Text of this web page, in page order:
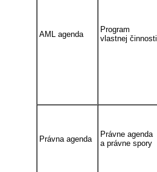
AML agenda
Program
vlastnej činnosti
Právna agenda
Právne agenda
a právne spory